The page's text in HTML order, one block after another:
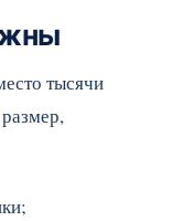
тысячи